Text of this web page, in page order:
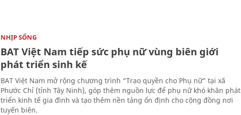
NHỊP SỐNG
BAT Việt Nam tiếp sức phụ nữ vùng biên giới
phát triển sinh kế
BAT Việt Nam mở rộng chương trình “Trao quyền cho Phụ nữ” tại xã
Phước Chỉ (tỉnh Tây Ninh), góp thêm nguồn lực để phụ nữ khó khăn phát
triển kinh tế gia đình và tạo thêm nền tảng ổn định cho cộng đồng nơi
tuyến biên.